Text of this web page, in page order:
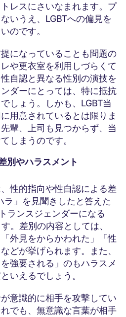
レスにさいなまれます。プ
いうえ、LGBTへの偏見を
のです。
になっていることも問題の
や更衣室を利用しづらくて
自認と異なる性別の演技を
ダーにとっては、特に抵抗
しょう。しかも、LGBT当
用意されているとは限りま
輩、上司も見つからず、当
しまうのです。
別やハラスメント
性的指向や性自認による差
ラ」を見聞きしたと答えた
ランスジェンダーになる
。差別の内容としては、
外見をからかわれた」「性
どが挙げられます。また、
強要される」のもハラスメ
いえるでしょう。
意識的に相手を攻撃してい
でも、無意識な言葉が相手